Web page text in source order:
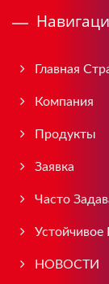
Главная
Компания
Продукты
Заявка
Часто
Устойчивое
НОВОСТИ